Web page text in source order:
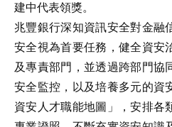
建中代表領獎。
兆豐銀行深知資訊安全對金融
安全視為首要任務，健全資安
及專責部門，並透過跨部門協
安全監控，以及培養多元的資
資安人才職能地圖」，安排各